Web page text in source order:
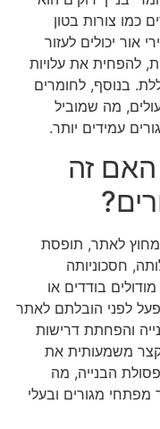
כמו צורות בטון
אור יכולים לעזור
להפחית את עלויות
בנוסף, לחומרים
מה שמוביל
עמידים יותר.
האם זה
מחוץ לאתר, תופסת
חסכוניותה
בודדים או
לפני הובלתם לאתר
והפחתת דרישות
משמעותית את
הבנייה, מה
מגורים ובעלי